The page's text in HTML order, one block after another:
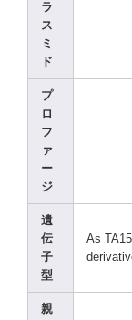
ラ
ス
ミ
ド
プ
ロ
フ
ァ
ー
ジ
遺
伝
子
型
As
deriv
親